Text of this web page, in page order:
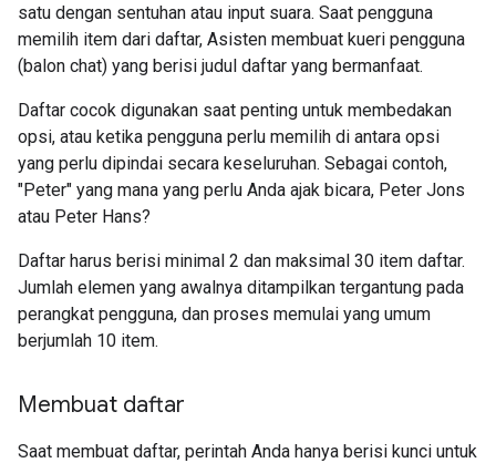
satu dengan sentuhan atau input suara. Saat pengguna
memilih item dari daftar, Asisten membuat kueri pengguna
(balon chat) yang berisi judul daftar yang bermanfaat.
Daftar cocok digunakan saat penting untuk membedakan
opsi, atau ketika pengguna perlu memilih di antara opsi
yang perlu dipindai secara keseluruhan. Sebagai contoh,
"Peter" yang mana yang perlu Anda ajak bicara, Peter Jons
atau Peter Hans?
Daftar harus berisi minimal 2 dan maksimal 30 item daftar.
Jumlah elemen yang awalnya ditampilkan tergantung pada
perangkat pengguna, dan proses memulai yang umum
berjumlah 10 item.
Membuat daftar
Saat membuat daftar, perintah Anda hanya berisi kunci untuk